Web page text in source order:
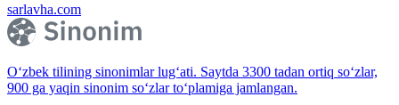
sarlavha.com
O‘zbek tilining sinonimlar lug‘ati. Saytda 3300 tadan ortiq so‘zlar,
900 ga yaqin sinonim so‘zlar to‘plamiga jamlangan.